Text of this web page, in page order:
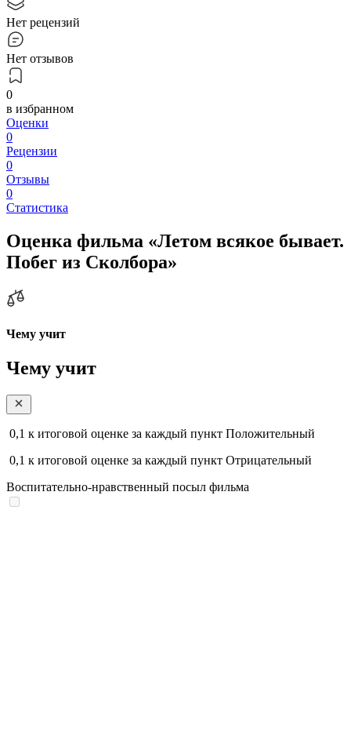
Нет рецензий
Нет отзывов
0
в избранном
Оценки
0
Рецензии
0
Отзывы
0
Статистика
Оценка фильма «Летом всякое бывает.
Побег из Сколбора»
Чему учит
Чему учит
0,1 к итоговой оценке за каждый пункт Положительный
0,1 к итоговой оценке за каждый пункт Отрицательный
Воспитательно-нравственный посыл фильма